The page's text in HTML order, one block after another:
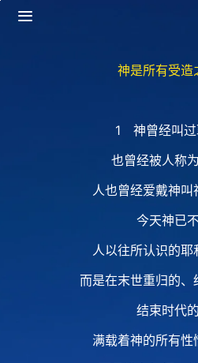
神是所有受造
1 神曾经叫过
也曾经被人称
人也曾经爱戴神叫
今天神已
人以往所认识的耶
而是在末世重归的、
结束时代的
满载着神的所有性